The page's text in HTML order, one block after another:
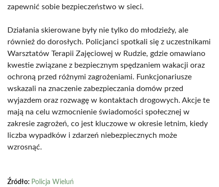
zapewnić sobie bezpieczeństwo w sieci.
Działania skierowane były nie tylko do młodzieży, ale
również do dorosłych. Policjanci spotkali się z uczestnikami
Warsztatów Terapii Zajęciowej w Rudzie, gdzie omawiano
kwestie związane z bezpiecznym spędzaniem wakacji oraz
ochroną przed różnymi zagrożeniami. Funkcjonariusze
wskazali na znaczenie zabezpieczania domów przed
wyjazdem oraz rozwagę w kontaktach drogowych. Akcje te
mają na celu wzmocnienie świadomości społecznej w
zakresie zagrożeń, co jest kluczowe w okresie letnim, kiedy
liczba wypadków i zdarzeń niebezpiecznych może
wzrosnąć.
Źródło: Policja Wieluń